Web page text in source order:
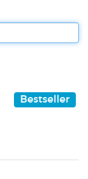
Bestseller